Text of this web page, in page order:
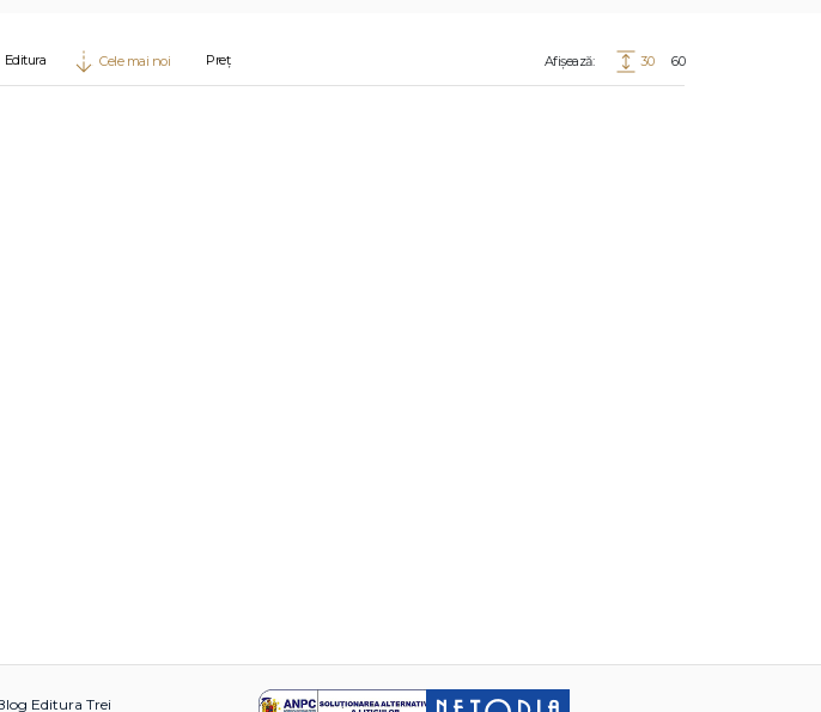
Editura Cele mai noi Preț Afișează: 30 60
Editura Trei